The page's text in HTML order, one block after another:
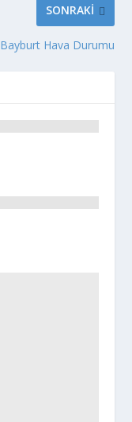
SONRAKI
Bayburt Hava Durumu